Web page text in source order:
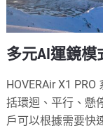
多元AI運鏡模
HOVERAir X1
括環迴、平行、懸
戶可以根據需要快